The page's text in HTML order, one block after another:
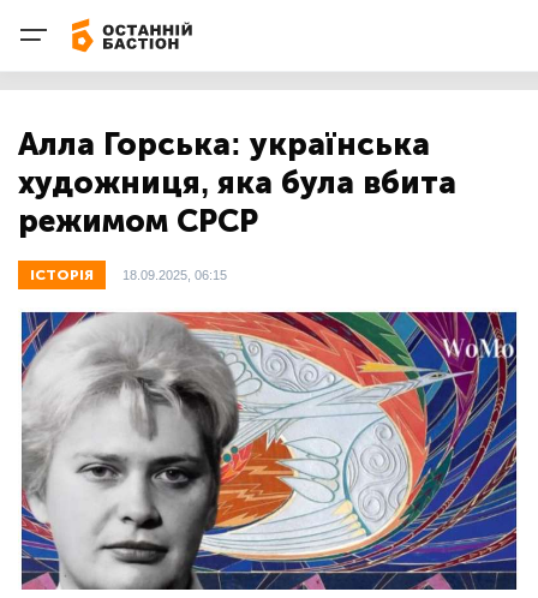
Алла Горська: українська
художниця, яка була вбита
режимом СРСР
ІСТОРІЯ 18.09.2025, 06:15